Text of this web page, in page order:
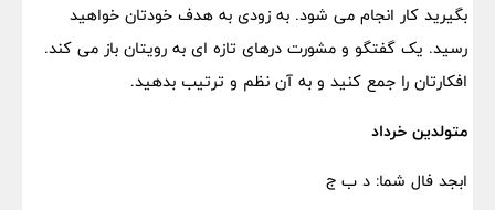
بگیرید کار انجام می شود. به زودی به هدف خودتان خواهید
رسید. یک گفتگو و مشورت درهای تازه ای به رویتان باز می کند.
افکارتان را جمع کنید و به آن نظم و ترتیب بدهید.
متولدین خرداد
ابجد فال شما: د ب ج